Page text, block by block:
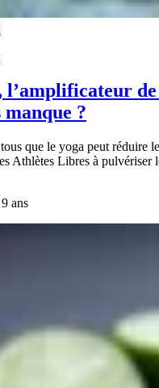
l’amplificateur
manque ?
que le yoga peut réduire
Athlètes Libres à pulvériser
ans